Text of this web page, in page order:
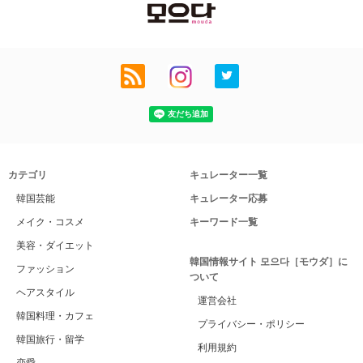
カテゴリ
韓国芸能
メイク・コスメ
美容・ダイエット
ファッション
ヘアスタイル
韓国料理・カフェ
韓国旅行・留学
キュレーター一覧
キュレーター応募
キーワード一覧
韓国情報サイト 모으다［モウダ］に
ついて
運営会社
プライバシー・ポリシー
利用規約